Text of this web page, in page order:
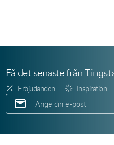
Få det senaste från
Erbjudanden Inspiration